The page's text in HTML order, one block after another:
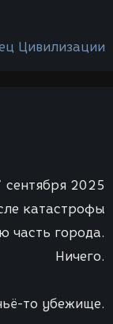
Цивилизации
сентября 2025
катастрофы
часть города.
Ничего.
то убежище.